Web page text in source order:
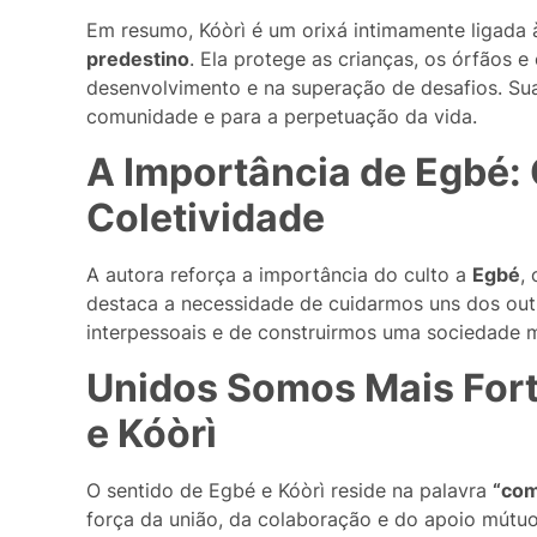
Em resumo, Kóòrì é um orixá intimamente ligada
predestino. Ela protege as crianças, os órfãos
desenvolvimento e na superação de desafios.
comunidade e para a perpetuação da vida.
A Importância de Egbé:
Coletividade
A autora reforça a importância do culto a Egbé,
destaca a necessidade de cuidarmos uns dos
interpessoais e de construirmos uma sociedade
Unidos Somos Mais
e Kóòrì
O sentido de Egbé e Kóòrì reside na palavra
força da união, da colaboração e do apoio